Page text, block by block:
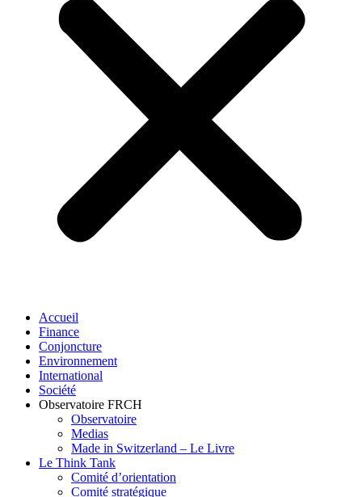
Accueil
Finance
Conjoncture
Environnement
International
Société
Observatoire FRCH
Observatoire
Medias
Made in Switzerland – Le Livre
Le Think Tank
Comité d’orientation
Comité stratégique